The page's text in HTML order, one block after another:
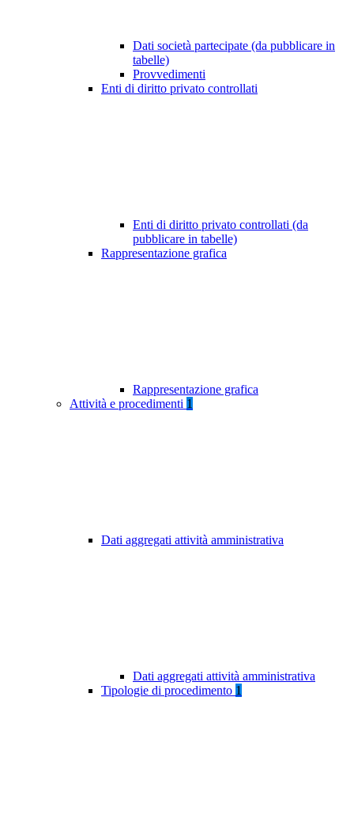
Dati società partecipate (da pubblicare in
tabelle)
Provvedimenti
Enti di diritto privato controllati
Enti di diritto privato controllati (da
pubblicare in tabelle)
Rappresentazione grafica
Rappresentazione grafica
Attività e procedimenti 1
Dati aggregati attività amministrativa
Dati aggregati attività amministrativa
Tipologie di procedimento 1